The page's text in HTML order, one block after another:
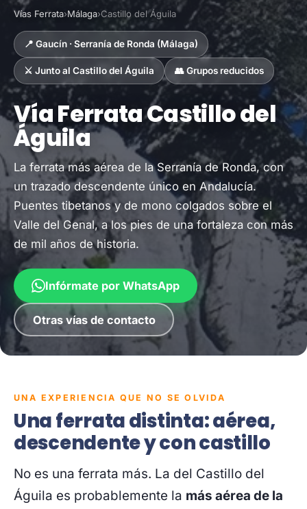
Vías Ferrata›Málaga›Castillo del Águila
📍 Gaucín · Serranía de Ronda (Málaga)
⚔️ Junto al Castillo del Águila 👥 Grupos reducidos
Vía Ferrata Castillo del
Águila
La ferrata más aérea de la Serranía de Ronda, con
un trazado descendente único en Andalucía.
Puentes tibetanos y de mono colgados sobre el
Valle del Genal, a los pies de una fortaleza con más
de mil años de historia.
Infórmate por WhatsApp
Otras vías de contacto
UNA EXPERIENCIA QUE NO SE OLVIDA
Una ferrata distinta: aérea,
descendente y con castillo
No es una ferrata más. La del Castillo del
Águila es probablemente la más aérea de la